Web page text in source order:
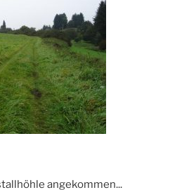
angekommen...